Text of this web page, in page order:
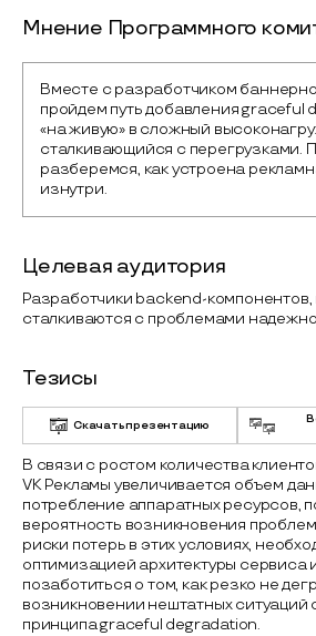
Мнение Программного
Вместе с разработчиком
пройдем путь добавления graceful
«на живую» в сложный
сталкивающийся с перегрузками.
разберемся, как устроена
изнутри.
Целевая аудитория
Разработчики backend-компонентов,
сталкиваются с проблемами
Тезисы
Скачать презентацию
В связи с ростом количества
VK Рекламы увеличивается объем
потребление аппаратных ресурсов,
вероятность возникновения
риски потерь в этих условиях,
оптимизацией архитектуры сервиса
позаботиться о том, как резко не
возникновении нештатных ситуаций
принципа graceful degradation.